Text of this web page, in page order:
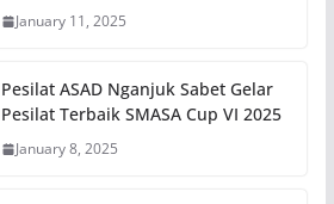
January 11, 2025
Pesilat ASAD Nganjuk Sabet Gelar
Pesilat Terbaik SMASA Cup VI 2025
January 8, 2025